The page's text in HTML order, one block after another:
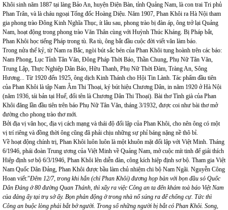
Khôi sinh năm 1887 tại làng Bảo An, huyện Điện Bàn, tỉnh Quảng Nam, là con trai Tri phủ
Phan Trân, và là cháu ngoại Tổng đốc Hoàng Diệu. Năm 1907, Phan Khôi ra Hà Nội tham
gia phong trào Đông Kinh Nghĩa Thục, ít lâu sau, phong trào bị đàn áp, ông trở lại Quảng
Nam, hoạt động trong phong trào Văn Thân cùng với Huỳnh Thúc Kháng. Bị Pháp bắt,
Phan Khôi học tiếng Pháp trong tù. Ra tù, ông bắt đầu cuộc đời viết văn làm báo.
Trong nửa thế kỷ, từ Nam ra Bắc, ngòi bút sắc bén của Phan Khôi tung hoành trên các báo:
Nam Phong, Lục Tỉnh Tân Văn, Đông Pháp Thời Báo, Thần Chung, Phụ Nữ Tân Văn,
Trung Lập, Thực Nghiệp Dân Báo, Hữu Thanh, Phụ Nữ Thời Đàm, Tràng An, Sông
Hương... Từ 1920 đến 1925, ông dịch Kinh Thánh cho Hội Tin Lành. Tác phẩm đầu tiên
của Phan Khôi là tập Nam Âm Thi Thoại, ký bút hiệu Chương Dân, in năm 1920 ở Hà Nội
(năm 1936, tái bản tại Huế, đổi tên là Chương Dân Thi Thoại). Bài thơ Tình già của Phan
Khôi đăng lần đầu tiên trên báo Phụ Nữ Tân Văn, tháng 3/1932, được coi như bài thơ mở
đường cho phong trào thơ mới.
Bởi địa vị văn học, địa vị cách mạng và thái độ đối lập của Phan Khôi, cho nên ông có một
vị trí riêng và đồng thời ông cũng đã phải chịu những sự phỉ báng nặng nề thô bỉ.
Về hoạt động chính trị, Phan Khôi luôn luôn là một khuôn mặt đối lập với Việt Minh. Tháng
6/1946, phái đoàn Trung ương của Việt Minh về Quảng Nam, mở cuộc mít tinh để giải thích
Hiệp định sơ bộ 6/3/1946, Phan Khôi lên diễn đàn, công kích hiệp định sơ bộ. Tham gia Việt
Nam Quốc Dân Đảng, Phan Khôi được bầu làm chủ nhiệm chi bộ Nam Ngãi. Nguyễn Công
Hoan viết:"Đêm 12/7, trong khi hắn (chỉ Phan Khôi) đương họp bàn với bọn đầu sỏ Quốc
Dân Đảng ở 80 đường Quan Thánh, thì xẩy ra việc Công an ta đến khám toà báo Việt Nam
của đảng ấy tại trụ sở ấy. Bọn phản động ở trong nhà nổ súng ra để chống cự. Tức thì
Công an buộc lòng phải bắt bớ người. Trong số những người bị bắt có Phan Khôi. Song,